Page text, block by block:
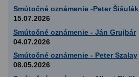
Smútočné oznámenie -Peter Šišulák
15.07.2026
Smútočné oznámenie - Ján Grujbár
04.07.2026
Smútočné oznámenie - Peter Szalay
08.05.2026